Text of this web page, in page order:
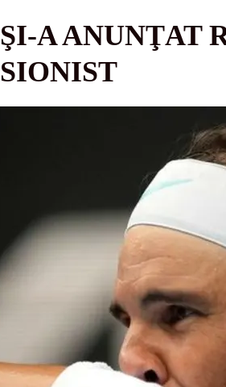
A ANUNŢAT